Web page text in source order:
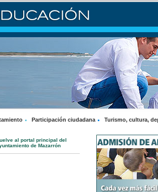
Participación ciudadana Turismo, cultura,
al portal principal del
de Mazarrón